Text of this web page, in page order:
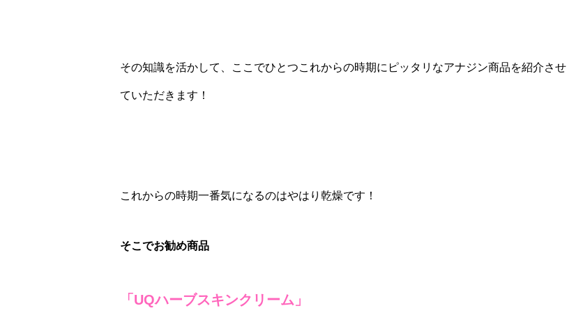
その知識を活かして、ここでひとつこれからの時期にピッタリなアナジン商品を紹介させ
ていただきます！
これからの時期一番気になるのはやはり乾燥です！
そこでお勧め商品
「UQハーブスキンクリーム」